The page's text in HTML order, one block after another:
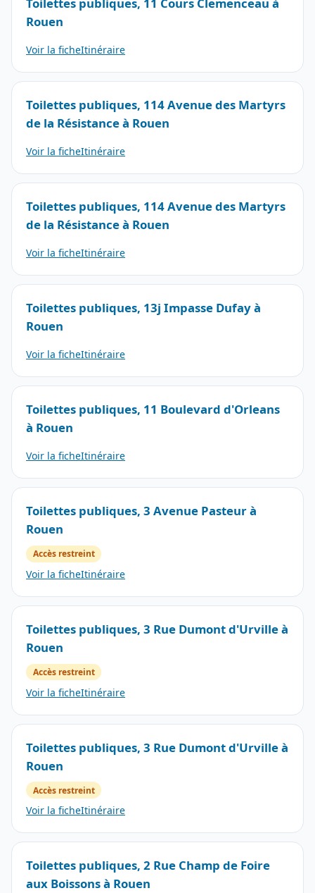
Toilettes publiques, 11 Cours Clemenceau à
Rouen
Voir la ficheItinéraire
Toilettes publiques, 114 Avenue des Martyrs
de la Résistance à Rouen
Voir la ficheItinéraire
Toilettes publiques, 114 Avenue des Martyrs
de la Résistance à Rouen
Voir la ficheItinéraire
Toilettes publiques, 13j Impasse Dufay à
Rouen
Voir la ficheItinéraire
Toilettes publiques, 11 Boulevard d'Orleans
à Rouen
Voir la ficheItinéraire
Toilettes publiques, 3 Avenue Pasteur à
Rouen
Accès restreint
Voir la ficheItinéraire
Toilettes publiques, 3 Rue Dumont d'Urville à
Rouen
Accès restreint
Voir la ficheItinéraire
Toilettes publiques, 3 Rue Dumont d'Urville à
Rouen
Accès restreint
Voir la ficheItinéraire
Toilettes publiques, 2 Rue Champ de Foire
aux Boissons à Rouen